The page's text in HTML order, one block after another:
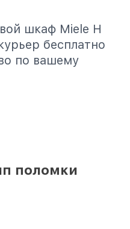
шкаф Miele H
бесплатно
по вашему
поломки